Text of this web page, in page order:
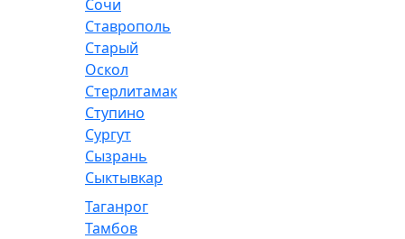
Сочи
Ставрополь
Старый
Оскол
Стерлитамак
Ступино
Сургут
Сызрань
Сыктывкар
Таганрог
Тамбов